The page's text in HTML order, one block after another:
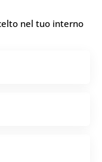
nel tuo interno